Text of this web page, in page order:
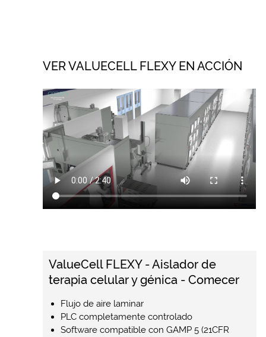
VER VALUECELL FLEXY EN ACCIÓN
ValueCell FLEXY - Aislador de
terapia celular y génica - Comecer
Flujo de aire laminar
PLC completamente controlado
Software compatible con GAMP 5 (21CFR